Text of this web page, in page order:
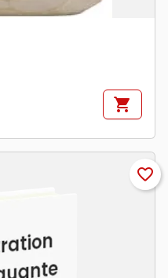
shopping_cart
favorite_border